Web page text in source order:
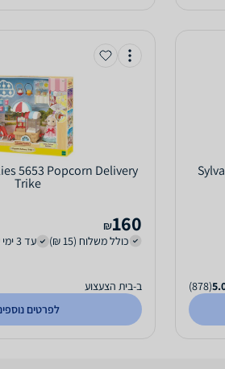
(878)
5653 Popcorn Delivery
Trike
160
₪
כולל משלוח (15 ₪)
עד 3 ימי עסקים
ב-בית הצעצוע
לפרטים